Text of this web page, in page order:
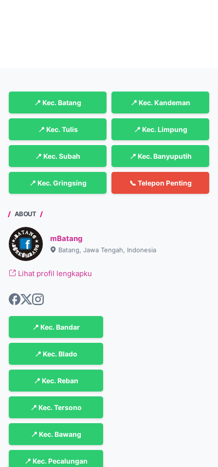
📍 Kec. Batang 📍 Kec. Kandeman
📍 Kec. Tulis 📍 Kec. Limpung
📍 Kec. Subah 📍 Kec. Banyuputih
📍 Kec. Gringsing 📞 Telepon Penting
ABOUT
mBatang
Batang, Jawa Tengah, Indonesia
Lihat profil lengkapku
📍 Kec. Bandar
📍 Kec. Blado
📍 Kec. Reban
📍 Kec. Tersono
📍 Kec. Bawang
📍 Kec. Pecalungan